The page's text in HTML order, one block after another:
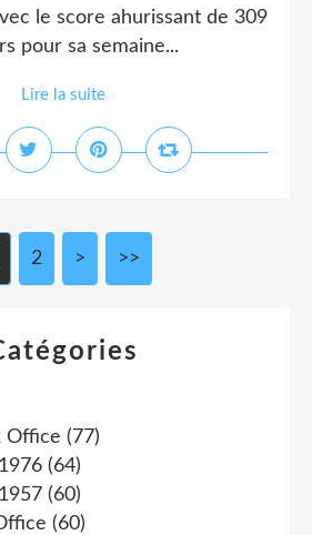
le score ahurissant de 309
pour sa semaine...
Lire la suite
2 > >>
Office (77)
(64)
(60)
(60)